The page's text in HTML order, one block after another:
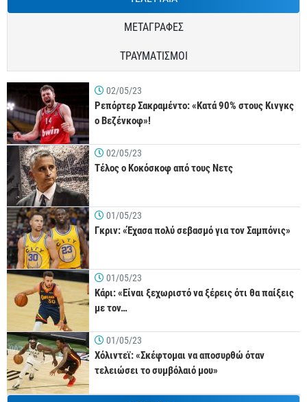
ΜΕΤΑΓΡΑΦΕΣ
ΤΡΑΥΜΑΤΙΣΜΟΙ
02/05/23
Ρεπόρτερ Σακραμέντο: «Κατά 90% στους Κινγκς
ο Βεζένκοφ»!
02/05/23
Τέλος ο Κοκόσκοφ από τους Νετς
01/05/23
Γκριν: «Έχασα πολύ σεβασμό για τον Σαμπόνις»
01/05/23
Κάρι: «Είναι ξεχωριστό να ξέρεις ότι θα παίξεις
με τον…
01/05/23
Χόλιντεϊ: «Σκέφτομαι να αποσυρθώ όταν
τελειώσει το συμβόλαιό μου»